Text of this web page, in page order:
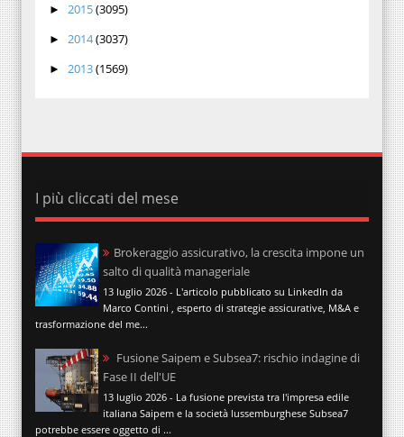
► 2015(3095)
► 2014(3037)
► 2013(1569)
I più cliccati del mese
Brokeraggio assicurativo, la crescita impone un
salto di qualità manageriale
13 luglio 2026 - L'articolo pubblicato su LinkedIn da
Marco Contini , esperto di strategie assicurative, M&A e
trasformazione del me...
Fusione Saipem e Subsea7: rischio indagine di
Fase II dell'UE
13 luglio 2026 - La fusione prevista tra l'impresa edile
italiana Saipem e la società lussemburghese Subsea7
potrebbe essere oggetto di ...